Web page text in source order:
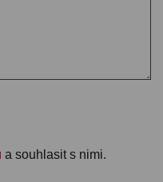
a souhlasit s nimi.